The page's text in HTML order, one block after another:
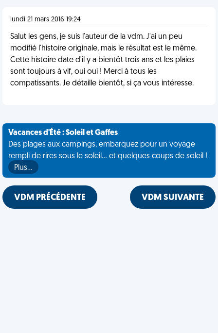
lundi 21 mars 2016 19:24
Salut les gens, je suis l'auteur de la vdm. J'ai un peu
modifié l'histoire originale, mais le résultat est le même.
Cette histoire date d'il y a bientôt trois ans et les plaies
sont toujours à vif, oui oui ! Merci à tous les
compatissants. Je détaille bientôt, si ça vous intéresse.
Vacances d'Été : Soleil et Gaffes
Des plages aux campings, embarquez pour un voyage
rempli de rires sous le soleil... et quelques coups de soleil !
Plus…
VDM PRÉCÉDENTE VDM SUIVANTE